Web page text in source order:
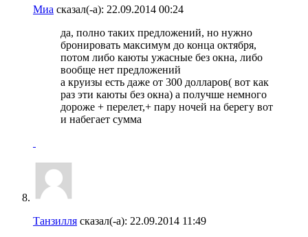
Миа сказал(-а): 22.09.2014 00:24
да, полно таких предложений, но нужно
бронировать максимум до конца октября,
потом либо каюты ужасные без окна, либо
вообще нет предложений
а круизы есть даже от 300 долларов( вот как
раз эти каюты без окна) а получше немного
дороже + перелет,+ пару ночей на берегу вот
и набегает сумма
Танзилля сказал(-а): 22.09.2014 11:49